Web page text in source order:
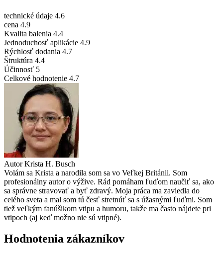
technické údaje 4.6
cena 4.9
Kvalita balenia 4.4
Jednoduchosť aplikácie 4.9
Rýchlosť dodania 4.7
Štruktúra 4.4
Účinnosť 5
Celkové hodnotenie 4.7
Autor Krista H. Busch
Volám sa Krista a narodila som sa vo Veľkej Británii. Som
profesionálny autor o výžive. Rád pomáham ľuďom naučiť sa, ako
sa správne stravovať a byť zdravý. Moja práca ma zaviedla do
celého sveta a mal som tú česť stretnúť sa s úžasnými ľuďmi. Som
tiež veľkým fanúšikom vtipu a humoru, takže ma často nájdete pri
vtipoch (aj keď možno nie sú vtipné).
Hodnotenia zákazníkov